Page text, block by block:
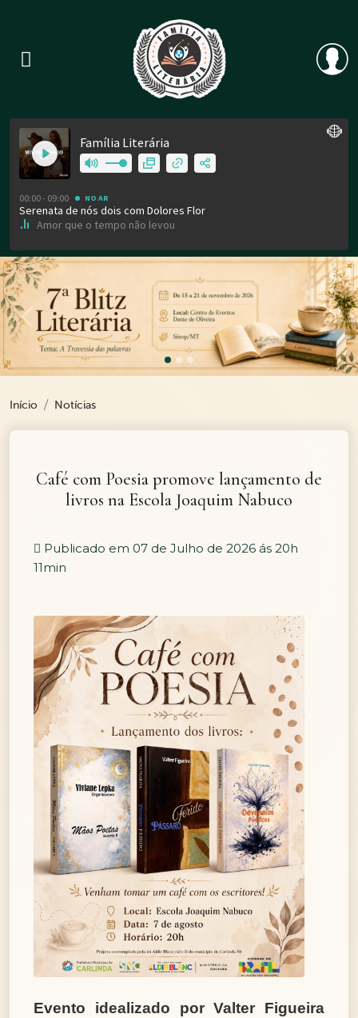
Previous
Início Notícias
Café com Poesia promove lançamento de
livros na Escola Joaquim Nabuco
Publicado em 07 de Julho de 2026 ás 20h
11min
Evento idealizado por Valter Figueira